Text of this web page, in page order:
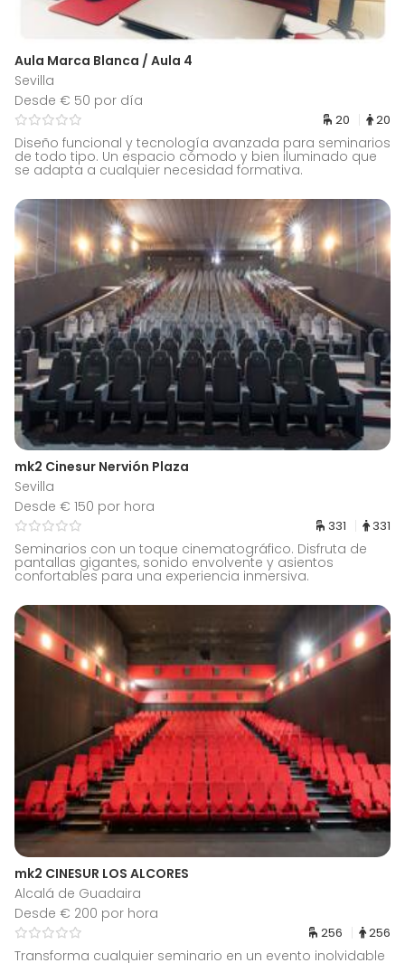
Aula Marca Blanca / Aula 4
Sevilla
Desde € 50 por día
20 20
Diseño funcional y tecnología avanzada para seminarios
de todo tipo. Un espacio cómodo y bien iluminado que
se adapta a cualquier necesidad formativa.
mk2 Cinesur Nervión Plaza
Sevilla
Desde € 150 por hora
331 331
Seminarios con un toque cinematográfico. Disfruta de
pantallas gigantes, sonido envolvente y asientos
confortables para una experiencia inmersiva.
mk2 CINESUR LOS ALCORES
Alcalá de Guadaira
Desde € 200 por hora
256 256
Transforma cualquier seminario en un evento inolvidable